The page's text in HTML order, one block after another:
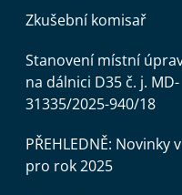
Zkušební komisař
Stanovení místní
na dálnici D35 č. j. MD-
31335/2025-940/18
PŘEHLEDNĚ: Novinky
pro rok 2025